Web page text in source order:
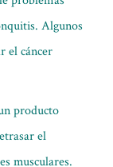
Algunos
el cáncer
producto
el
musculares.